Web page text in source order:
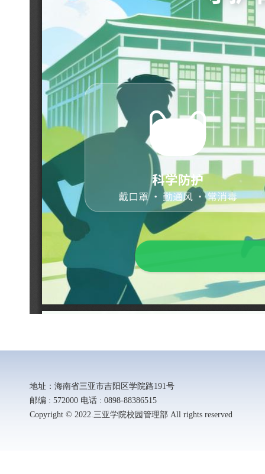
地址：海南省三亚市吉阳区学院路191号
邮编 : 572000 电话 : 0898-88386515
Copyright © 2022.三亚学院校园管理部 All rights reserved